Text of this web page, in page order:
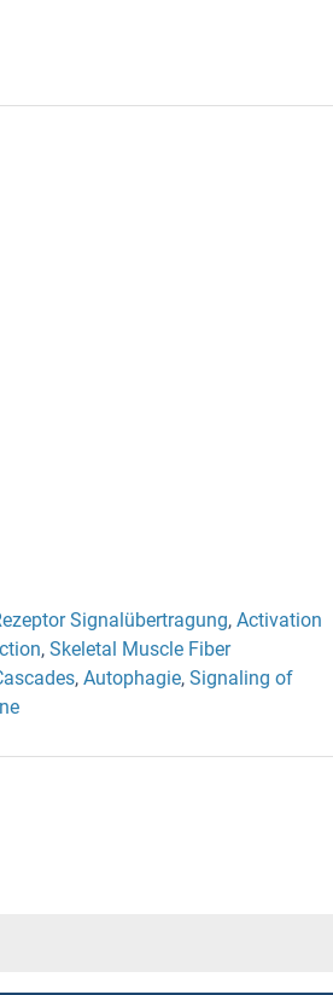
Signalübertragung, Activation
, Skeletal Muscle Fiber
, Autophagie, Signaling of